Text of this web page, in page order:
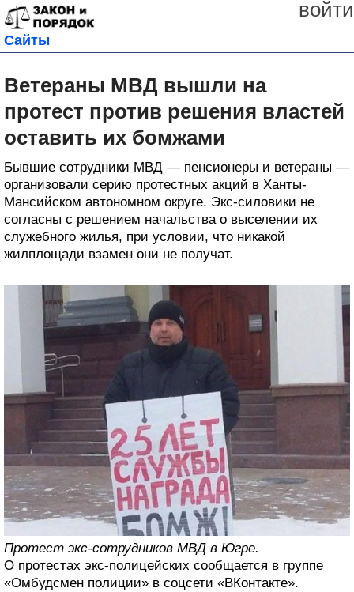
войти
Сайты
Ветераны МВД вышли на
протест против решения властей
оставить их бомжами
Бывшие сотрудники МВД — пенсионеры и ветераны —
организовали серию протестных акций в Ханты-
Мансийском автономном округе. Экс-силовики не
согласны с решением начальства о выселении их
служебного жилья, при условии, что никакой
жилплощади взамен они не получат.
Протест экс-сотрудников МВД в Югре.
О протестах экс-полицейских сообщается в группе
«Омбудсмен полиции» в соцсети «ВКонтакте».